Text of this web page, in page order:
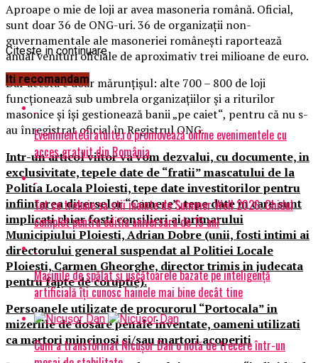
Aproape o mie de loji ar avea masoneria română. Oficial,
sunt doar 36 de ONG-uri. 36 de organizații non-
guvernamentale ale masoneriei românești raportează
anual venituri oficiale de aproximativ trei milioane de euro.
Dar acesta e doar mărunțișul: alte 700 – 800 de loji
funcționează sub umbrela organizațiilor și a riturilor
masonice și își gestionează banii „pe caiet“, pentru că nu s-
au înregistrat oficial în Registrul ONG.
Intr-un articol viitor va vom dezvalui, cu documente, in
exclusivitate, tepele date de “fratii” mascatului de la
Politia Locala Ploiesti, tepe date investitorilor pentru
infiintarea diverselor “Camere”, tepe date in care sunt
implicati chiar fosti consilieri ai primarului
Municipiului Ploiesti, Adrian Dobre (unii, fosti intimi ai
directorului general suspendat al Politiei Locale
Ploiesti, Carmen Gheorghe, director trimis in judecata
pentru fapte de coruptie).
Persoanele utilizate de procurorul “Portocala” in
mizeriile de dosare penale inventate, oameni utilizati
ca martori mincinosi si/sau martori acoperiti
Citeste in continuare
Iti recomandam
EvenimenteGratuite.ro promovează online evenimentele cu
acces gratuit din România
Tot ce trebuie sa stii inainte de Summer Well 2026. Ghidul
complet pentru editia aniversara de 15 ani
Mașinile de spălat și uscătoarele bazate pe inteligență
artificială îți cunosc hainele mai bine decât tine
Cum a transformat Nicușor Dan o notă de trecere într-un